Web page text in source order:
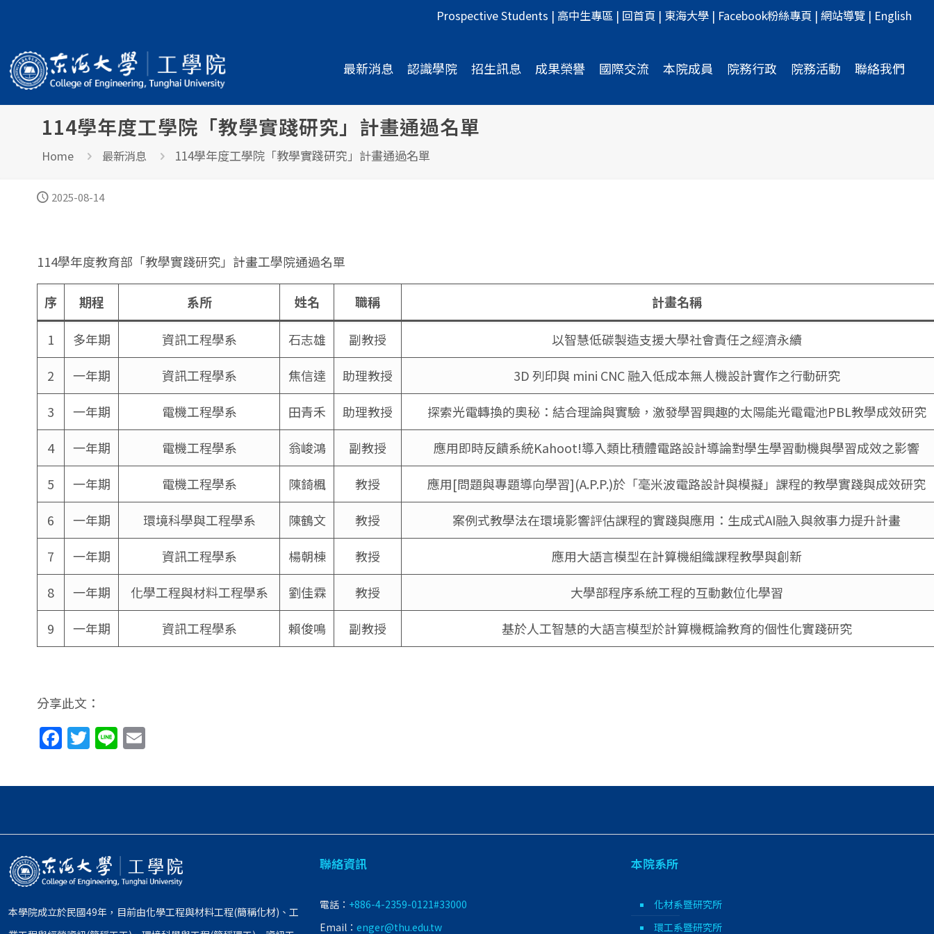
Prospective Students | 高中生專區 | 回首頁 | 東海大學 | Facebook粉絲專頁 | 網站導覽 | English
最新消息 認識學院 招生訊息 成果榮譽 國際交流 本院成員 院務行政 院務活動 聯絡我們
114學年度工學院「教學實踐研究」計畫通過名單
Home 最新消息 114學年度工學院「教學實踐研究」計畫通過名單
2025-08-14
114學年度教育部「教學實踐研究」計畫工學院通過名單
序 期程 系所 姓名 職稱 計畫名稱
1 多年期 資訊工程學系 石志雄 副教授
以智慧低碳製造支援大學社會責任之經濟永續
2
一年期 資訊工程學系 焦信達 助理教授
3D 列印與 mini CNC 融入低成本無人機設計實作之行動研究
3
一年期 電機工程學系 田青禾 助理教授
探索光電轉換的奧秘：結合理論與實驗，激發學習興趣的太陽能光電電池PBL教學成效研究
4
一年期 電機工程學系 翁峻鴻 副教授
應用即時反饋系統Kahoot!導入類比積體電路設計導論對學生學習動機與學習成效之影響
5
一年期 電機工程學系 陳錡楓 教授
應用[問題與專題導向學習](A.P.P.)於「毫米波電路設計與模擬」課程的教學實踐與成效研究
6
一年期 環境科學與工程學系 陳鶴文 教授
案例式教學法在環境影響評估課程的實踐與應用：生成式AI融入與敘事力提升計畫
7
一年期 資訊工程學系 楊朝棟 教授
應用大語言模型在計算機組織課程教學與創新
8
一年期 化學工程與材料工程學系 劉佳霖 教授
大學部程序系統工程的互動數位化學習
9
一年期 資訊工程學系 賴俊鳴 副教授 基於人工智慧的大語言模型於計算機概論教育的個性化實踐研究
分享此文：
Facebook
Twitter
Line
本學院成立於民國49年，目前由化學工程與材料工程(簡稱化材)、工
聯絡資訊
電話： +886-4-2359-0121#33000
Email： enger@thu.edu.tw
本院系所
化材系暨研究所
環工系暨研究所